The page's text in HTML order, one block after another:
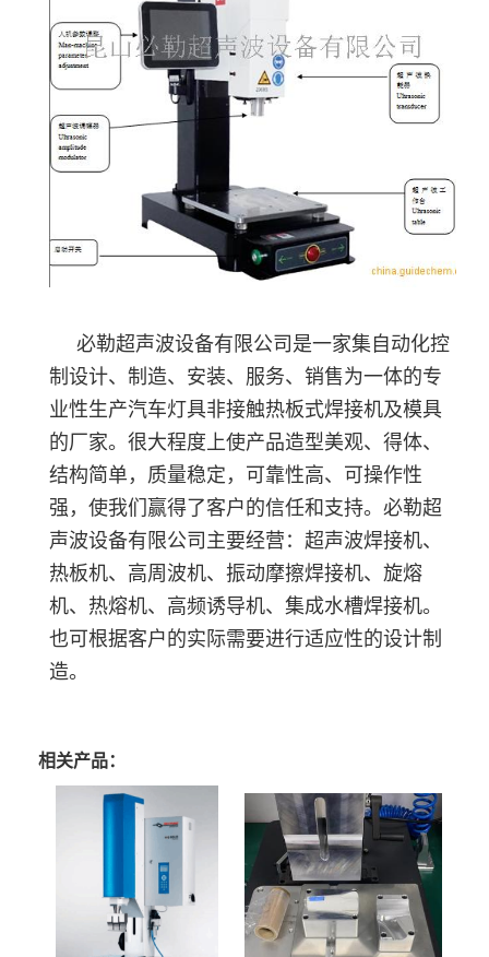
必勒超声波设备有限公司是一家集自动化控
制设计、制造、安装、服务、销售为一体的专
业性生产汽车灯具非接触热板式焊接机及模具
的厂家。很大程度上使产品造型美观、得体、
结构简单，质量稳定，可靠性高、可操作性
强，使我们赢得了客户的信任和支持。必勒超
声波设备有限公司主要经营：超声波焊接机、
热板机、高周波机、振动摩擦焊接机、旋熔
机、热熔机、高频诱导机、集成水槽焊接机。
也可根据客户的实际需要进行适应性的设计制
造。
相关产品：